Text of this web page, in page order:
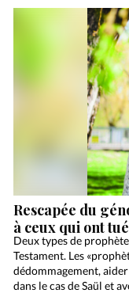
Rescapée du
à ceux qui ont
Deux types de
Testament. Les
dédommagement,
dans le cas de Saül et